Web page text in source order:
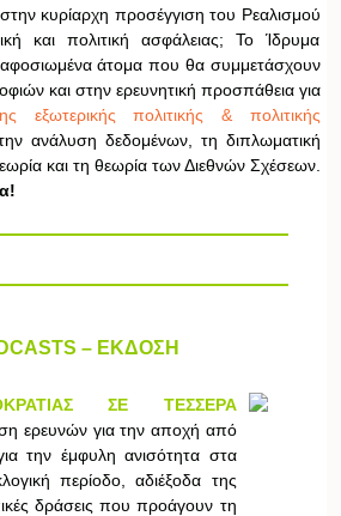
στην κυρίαρχη προσέγγιση του Ρεαλισμού
και πολιτική ασφάλειας; Το Ίδρυμα
άτομα που θα συμμετάσχουν
και στην ερευνητική προσπάθεια για
εξωτερικής πολιτικής & πολιτικής
ανάλυση δεδομένων, τη διπλωματική
και τη θεωρία των Διεθνών Σχέσεων.
– ΕΚΔΟΣΗ
ΣΕ ΤΕΣΣΕΡΑ
ερευνών για την αποχή από
την έμφυλη ανισότητα στα
περίοδο, αδιέξοδα της
δράσεις που προάγουν τη